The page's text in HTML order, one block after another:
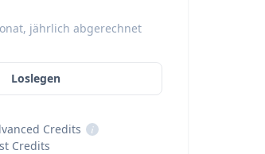
jährlich abgerechnet
Loslegen
Credits
i
Credits